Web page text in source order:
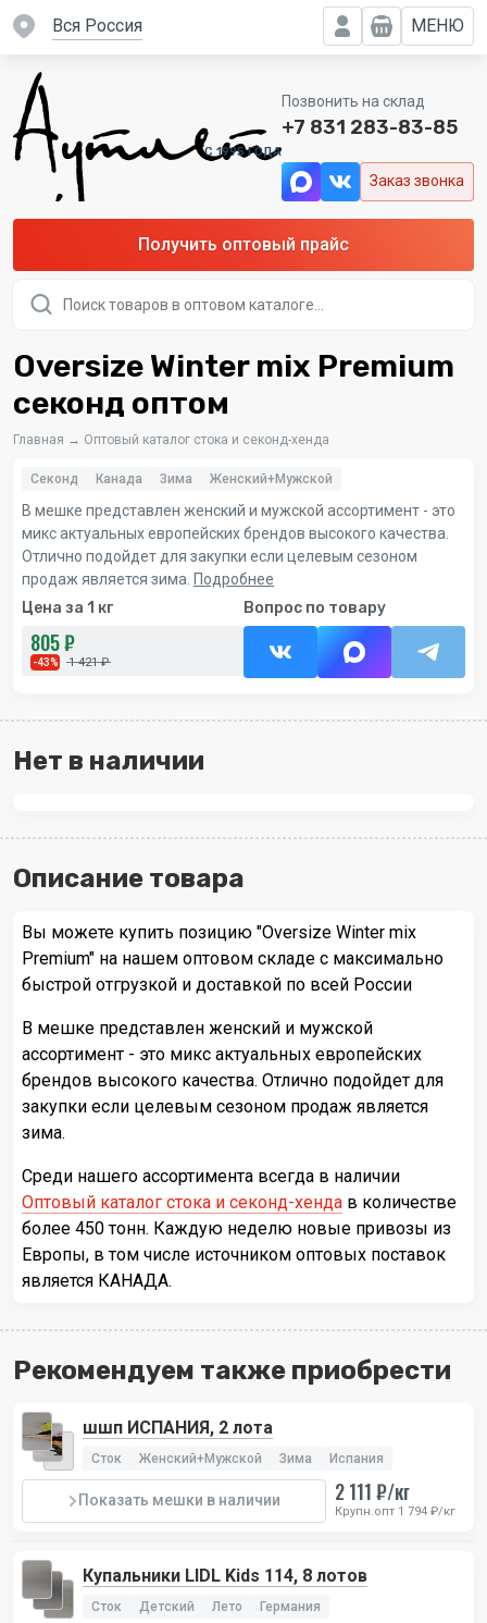
вся Россия МЕНЮ
C 1995 ГОДА
Позвонить на склад
+7 831 283-83-85
Заказ звонка
Получить оптовый прайс
товаров
Oversize Winter mix Premium
секонд оптом
Главная → Оптовый каталог стока и секонд-хенда
Секонд Канада Зима Женский+Мужской
В мешке представлен женский и мужской ассортимент - это
микс актуальных европейских брендов высокого качества.
Отлично подойдет для закупки если целевым сезоном
продаж является зима. Подробнее
Цена за 1 кг
805 ₽
-43% 1 421 ₽
Вопрос по товару
Нет в наличии
Описание товара
Вы можете купить позицию "Oversize Winter mix
Premium" на нашем оптовом складе с максимально
быстрой отгрузкой и доставкой по всей России
В мешке представлен женский и мужской
ассортимент - это микс актуальных европейских
брендов высокого качества. Отлично подойдет для
закупки если целевым сезоном продаж является
зима.
Среди нашего ассортимента всегда в наличии
Оптовый каталог стока и секонд-хенда в количестве
более 450 тонн. Каждую неделю новые привозы из
Европы, в том числе источником оптовых поставок
является КАНАДА.
Рекомендуем также приобрести
шшп ИСПАНИЯ, 2 лота
Сток Женский+Мужской Зима Испания
Показать мешки в наличии 2 111 ₽/кг
Крупн.опт 1 794 ₽/кг
Купальники LIDL Kids 114, 8 лотов
Сток Детский Лето Германия